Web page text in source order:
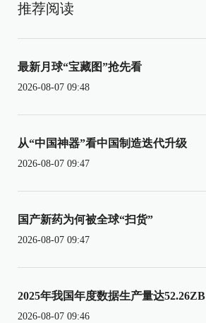
推荐阅读
最新月球“宝藏图”抢先看
2026-08-07 09:48
从“中国神器”看中国制造迭代升级
2026-08-07 09:47
国产新药为何被全球“扫货”
2026-08-07 09:47
2025年我国年度数据生产量达52.26ZB
2026-08-07 09:46